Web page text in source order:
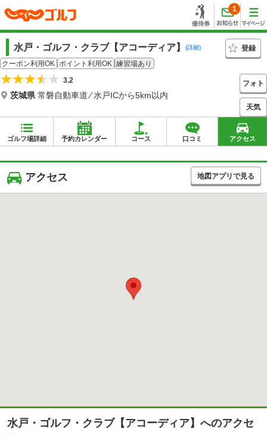
1
水戸・ゴルフ・クラブ【アコーディア】 (詳細)
登録
クーポン利用OK ポイント利用OK 練習場あり
3.2
茨城県 常磐自動車道 ⁄ 水戸ICから5km以内
フォト
天気
ゴルフ場詳細 予約カレンダー コース 口コミ アクセス
アクセス 地図アプリで見る
水戸・ゴルフ・クラブ【アコーディア】へのアクセ